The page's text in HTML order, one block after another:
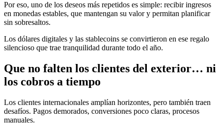
Por eso, uno de los deseos más repetidos es simple: recibir ingresos
en monedas estables, que mantengan su valor y permitan planificar
sin sobresaltos.
Los dólares digitales y las stablecoins se convirtieron en ese regalo
silencioso que trae tranquilidad durante todo el año.
Que no falten los clientes del exterior… ni
los cobros a tiempo
Los clientes internacionales amplían horizontes, pero también traen
desafíos. Pagos demorados, conversiones poco claras, procesos
manuales.